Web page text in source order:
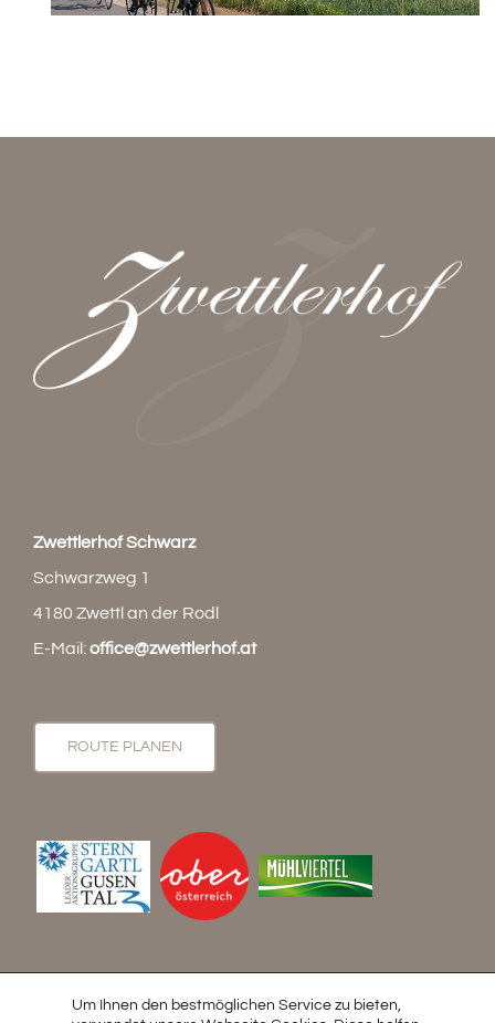
Zwettlerhof Schwarz
Schwarzweg 1
4180 Zwettl an der Rodl
E-Mail:office@zwettlerhof.at
ROUTE PLANEN
Kontakt & Anfrage Impressum Datenschutz
Um Ihnen den bestmöglichen Service zu bieten,